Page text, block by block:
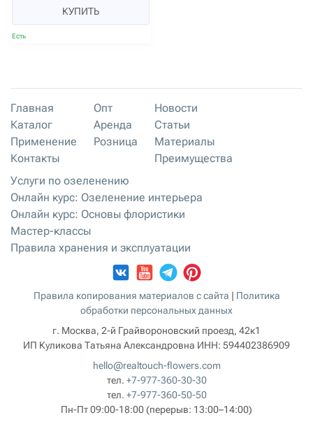
КУПИТЬ
Есть
Главная
Каталог
Применение
Контакты
Опт
Аренда
Розница
Новости
Статьи
Материалы
Преимущества
Услуги по озеленению
Онлайн курс: Озеленение интерьера
Онлайн курс: Основы флористики
Мастер-классы
Правила хранения и эксплуатации
Правила копирования материалов с сайта | Политика
обработки персональных данных
г. Москва, 2-й Грайвороновский проезд, 42к1
ИП Куликова Татьяна Александровна ИНН: 594402386909
hello@realtouch-flowers.com
тел. +7-977-360-30-30
тел. +7-977-360-50-50
Пн-Пт 09:00-18:00(перерыв: 13:00–14:00)